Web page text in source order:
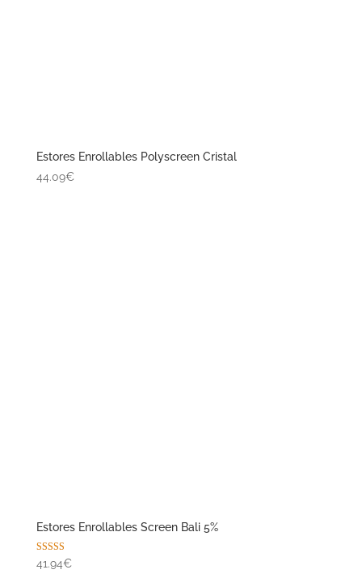
Estores Enrollables Polyscreen Cristal
44.09€
Estores Enrollables Screen Bali 5%
Valorado con
5.00
41.94€